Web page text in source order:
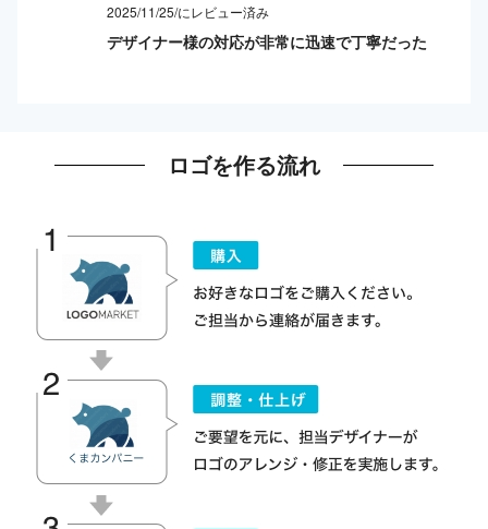
2025/11/25/にレビュー済み
デザイナー様の対応が非常に迅速で丁寧だった
ロゴを作る流れ